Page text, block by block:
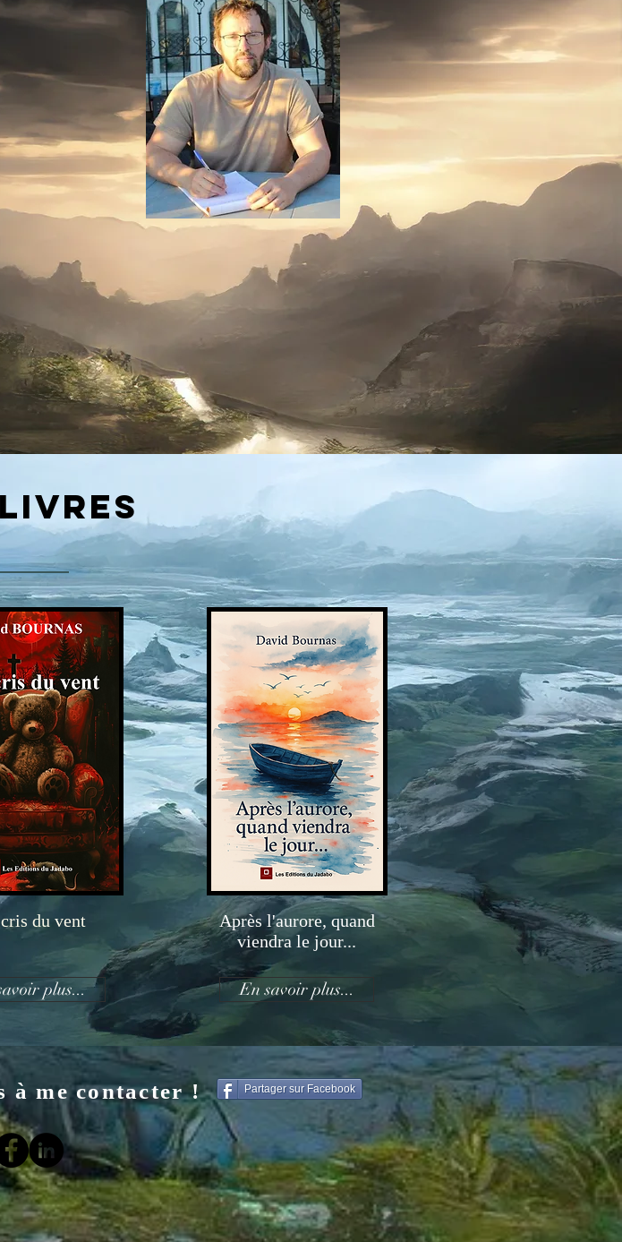
j'ai suivi des études de lettres et d’informatique. Travaillant à mon
correcteur et gestionnaire bureautique, je suis passionné d’histoire,
et de tout ce qui touche à la littérature en général... également
et pratiquant assidu, mais ceci est une autre histoire. Je
recueil de nouvelles dans le domaine du fantastique et de
"Les cris du vent" et d'un roman d'heroic fantasy, "Les dernières
Je vis actuellement en Ardèche.
livres
du vent
plus...
Après l'aurore, quand
viendra le jour...
En savoir plus...
à me contacter ! Partager sur Facebook